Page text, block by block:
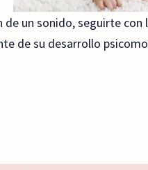
de un sonido, seguirte
de su desarrollo